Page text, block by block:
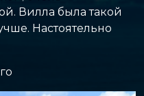
Вилла была такой
Настоятельно